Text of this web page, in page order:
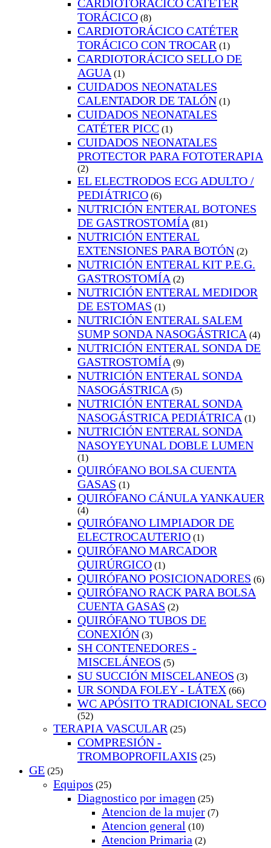
CARDIOTORÁCICO CATÉTER
TORÁCICO (8)
CARDIOTORÁCICO CATÉTER
TORÁCICO CON TROCAR (1)
CARDIOTORÁCICO SELLO DE
AGUA (1)
CUIDADOS NEONATALES
CALENTADOR DE TALÓN (1)
CUIDADOS NEONATALES
CATÉTER PICC (1)
CUIDADOS NEONATALES
PROTECTOR PARA FOTOTERAPIA
(2)
EL ELECTRODOS ECG ADULTO /
PEDIÁTRICO (6)
NUTRICIÓN ENTERAL BOTONES
DE GASTROSTOMÍA (81)
NUTRICIÓN ENTERAL
EXTENSIONES PARA BOTÓN (2)
NUTRICIÓN ENTERAL KIT P.E.G.
GASTROSTOMÍA (2)
NUTRICIÓN ENTERAL MEDIDOR
DE ESTOMAS (1)
NUTRICIÓN ENTERAL SALEM
SUMP SONDA NASOGÁSTRICA (4)
NUTRICIÓN ENTERAL SONDA DE
GASTROSTOMÍA (9)
NUTRICIÓN ENTERAL SONDA
NASOGÁSTRICA (5)
NUTRICIÓN ENTERAL SONDA
NASOGÁSTRICA PEDIÁTRICA (1)
NUTRICIÓN ENTERAL SONDA
NASOYEYUNAL DOBLE LUMEN
(1)
QUIRÓFANO BOLSA CUENTA
GASAS (1)
QUIRÓFANO CÁNULA YANKAUER
(4)
QUIRÓFANO LIMPIADOR DE
ELECTROCAUTERIO (1)
QUIRÓFANO MARCADOR
QUIRÚRGICO (1)
QUIRÓFANO POSICIONADORES (6)
QUIRÓFANO RACK PARA BOLSA
CUENTA GASAS (2)
QUIRÓFANO TUBOS DE
CONEXIÓN (3)
SH CONTENEDORES -
MISCELÁNEOS (5)
SU SUCCIÓN MISCELANEOS (3)
UR SONDA FOLEY - LÁTEX (66)
WC APÓSITO TRADICIONAL SECO
(52)
TERAPIA VASCULAR (25)
COMPRESIÓN -
TROMBOPROFILAXIS (25)
GE (25)
Equipos (25)
Diagnostico por imagen (25)
Atencion de la mujer (7)
Atencion general (10)
Atencion Primaria (2)